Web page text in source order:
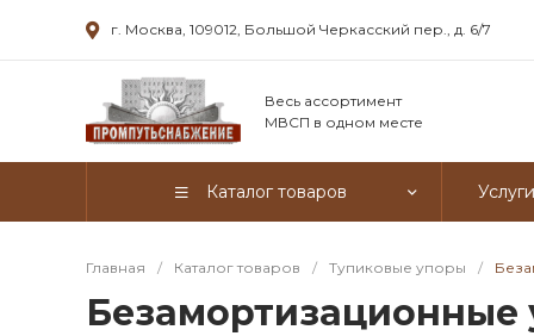
г. Москва, 109012, Большой Черкасский пер., д. 6/7
Весь ассортимент
МВСП в одном месте
Каталог товаров Услуги
Главная / Каталог товаров / Тупиковые упоры /
Безамортизационные